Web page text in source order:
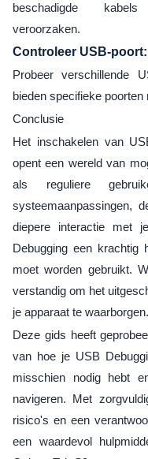
beschadigde kabels
veroorzaken.
Controleer USB-poort:
Probeer verschillende
bieden specifieke
Conclusie
Het inschakelen van
opent een wereld van
als reguliere
systeemaanpassingen,
diepere interactie met
Debugging een krachtig
moet worden gebruikt.
verstandig om het
je apparaat te waarborgen.
Deze gids heeft
van hoe je USB
misschien nodig hebt
navigeren. Met
risico's en een
een waardevol